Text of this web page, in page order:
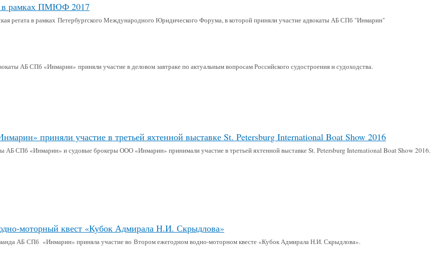
в рамках ПМЮФ 2017
регата в рамках Петербургского Международного Юридического Форума, в которой приняли участие адвокаты АБ СПб "Инмарин"
АБ СПб «Инмарин» приняли участие в деловом завтраке по актуальным вопросам Российского судостроения и судоходства.
приняли участие в третьей яхтенной выставке St. Petersburg International Boat Show 2016
АБ СПб «Инмарин» и судовые брокеры ООО «Инмарин» принимали участие в третьей яхтенной выставке St. Petersburg International Boat Show 2016.
моторный квест «Кубок Адмирала Н.И. Скрыдлова»
АБ СПб «Инмарин» приняла участие во Втором ежегодном водно-моторном квесте «Кубок Адмирала Н.И. Скрыдлова».